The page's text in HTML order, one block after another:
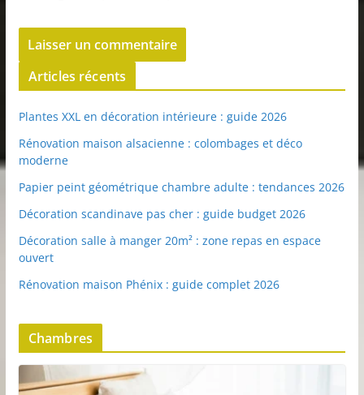
Articles récents
Plantes XXL en décoration intérieure : guide 2026
Rénovation maison alsacienne : colombages et déco
moderne
Papier peint géométrique chambre adulte : tendances 2026
Décoration scandinave pas cher : guide budget 2026
Décoration salle à manger 20m² : zone repas en espace
ouvert
Rénovation maison Phénix : guide complet 2026
Chambres